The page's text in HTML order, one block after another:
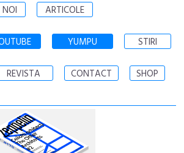
NOI ARTICOLE
YUMPU STIRI
REVISTA CONTACT SHOP